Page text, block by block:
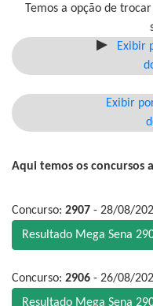
Temos a opção de
Exibir
Exibir
Aqui temos os concursos
Concurso: 2907 - 28/08/
Resultado Mega Sena
Concurso: 2906 - 26/08/
Resultado Mega Sena